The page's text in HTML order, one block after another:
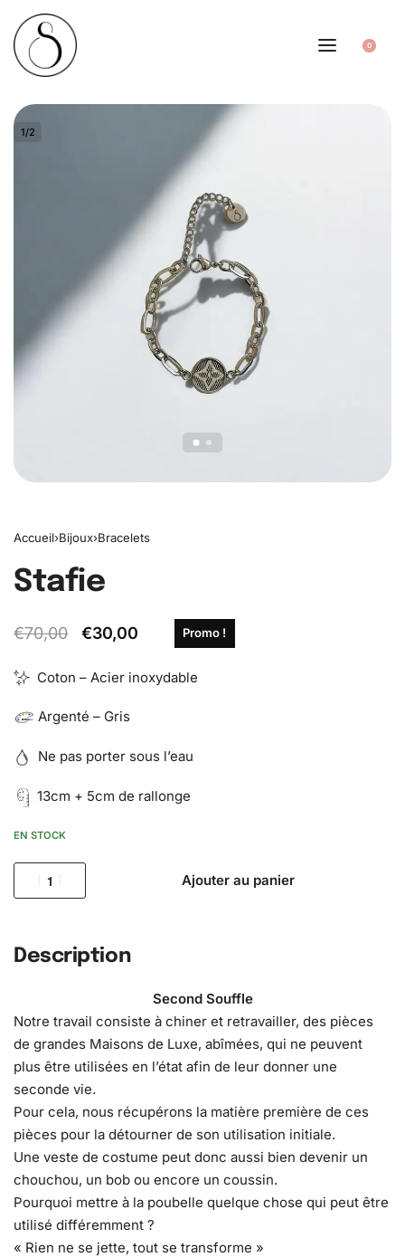
0
1/2
Accueil›Bijoux›Bracelets
Stafie
€70,00 €30,00 Promo !
Coton – Acier inoxydable
Argenté – Gris
Ne pas porter sous l’eau
13cm + 5cm de rallonge
EN STOCK
Ajouter au panier
Description
Second Souffle
Notre travail consiste à chiner et retravailler, des pièces
de grandes Maisons de Luxe, abîmées, qui ne peuvent
plus être utilisées en l’état afin de leur donner une
seconde vie.
Pour cela, nous récupérons la matière première de ces
pièces pour la détourner de son utilisation initiale.
Une veste de costume peut donc aussi bien devenir un
chouchou, un bob ou encore un coussin.
Pourquoi mettre à la poubelle quelque chose qui peut être
utilisé différemment ?
« Rien ne se jette, tout se transforme »